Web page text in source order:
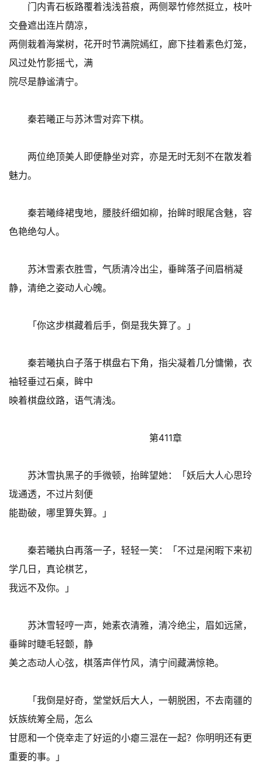
门内青石板路覆着浅浅苔痕，两侧翠竹修然挺立，枝叶
交叠遮出连片荫凉，
两侧栽着海棠树，花开时节满院嫣红，廊下挂着素色灯笼，
风过处竹影摇弋，满
院尽是静谧清宁。
秦若曦正与苏沐雪对弈下棋。
两位绝顶美人即便静坐对弈，亦是无时无刻不在散发着
魅力。
秦若曦绛裙曳地，腰肢纤细如柳，抬眸时眼尾含魅，容
色艳绝勾人。
苏沐雪素衣胜雪，气质清冷出尘，垂眸落子间眉梢凝
静，清绝之姿动人心魄。
「你这步棋藏着后手，倒是我失算了。」
秦若曦执白子落于棋盘右下角，指尖凝着几分慵懒，衣
袖轻垂过石桌，眸中
映着棋盘纹路，语气清浅。
第411章
苏沐雪执黑子的手微顿，抬眸望她：「妖后大人心思玲
珑通透，不过片刻便
能勘破，哪里算失算。」
秦若曦执白再落一子，轻轻一笑：「不过是闲暇下来初
学几日，真论棋艺，
我远不及你。」
苏沐雪轻哼一声，她素衣清雅，清冷绝尘，眉如远黛，
垂眸时睫毛轻颤，静
美之态动人心弦，棋落声伴竹风，清宁间藏满惊艳。
「我倒是好奇，堂堂妖后大人，一朝脱困，不去南疆的
妖族统筹全局，怎么
甘愿和一个侥幸走了好运的小瘪三混在一起？你明明还有更
重要的事。」